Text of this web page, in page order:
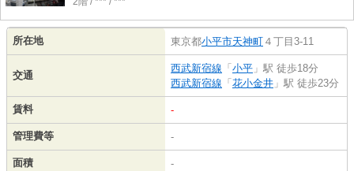
所在地 東京都小平市天神町 ４丁目3-11
交通
西武新宿線 「 小平 」駅 徒歩18分
西武新宿線 「 花小金井 」駅 徒歩23分
賃料 -
管理費等 -
面積 -